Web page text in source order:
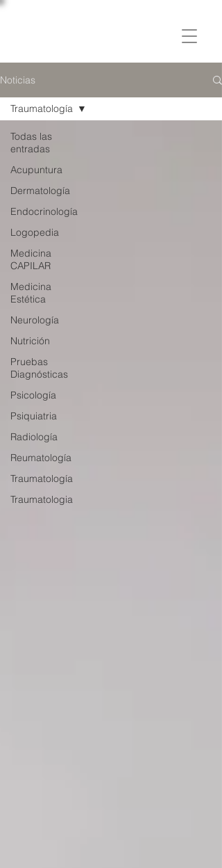
Noticias
Todas las
entradas
Acupuntura
Dermatología
Endocrinología
Logopedia
Medicina
CAPILAR
Medicina
Estética
Neurología
Nutrición
Pruebas
Diagnósticas
Psicología
Psiquiatria
Radiología
Reumatología
Traumatología
Traumatologia
Traumatología